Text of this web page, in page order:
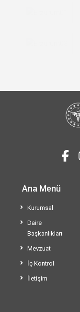
Ana Menü
Kurumsal
Daire
Başkanlıkları
Mevzuat
İç Kontrol
İletişim